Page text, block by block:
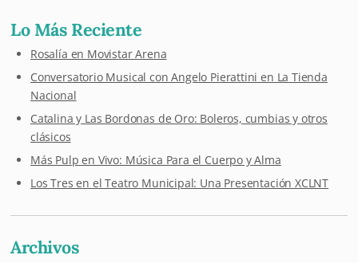
Lo Más Reciente
Rosalía en Movistar Arena
Conversatorio Musical con Angelo Pierattini en La Tienda
Nacional
Catalina y Las Bordonas de Oro: Boleros, cumbias y otros
clásicos
Más Pulp en Vivo: Música Para el Cuerpo y Alma
Los Tres en el Teatro Municipal: Una Presentación XCLNT
Archivos